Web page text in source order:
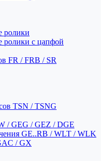
ролики
с цапфой
FR / FRB / SR
TSN / TSNG
/ GEG / GEZ / DGE
GE..RB / WLT / WLK
/ GX